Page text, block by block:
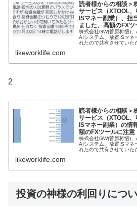
読者様からの相談＞
サービス（XTOOL
ISマネー副業）、担
ました、高額のFX
株式会社GW(菅原将悟)
AIシステム、放置ISマネ
れたので共有させていた
likeworklife.com
2
読者様からの相談＞
サービス（XTOOL
ISマネー副業）の情
額のFXツールに注意
株式会社GW(菅原将悟)
AIシステム、放置ISマネ
れたので共有させていた
likeworklife.com
投資の神様の利回りにつ